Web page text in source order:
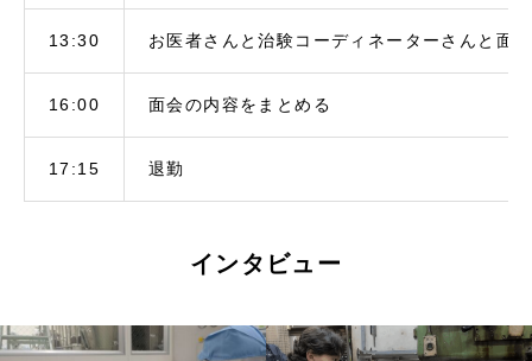
13:30 お医者さんと治験コーディネーターさんと面会
16:00 面会の内容をまとめる
17:15 退勤
インタビュー